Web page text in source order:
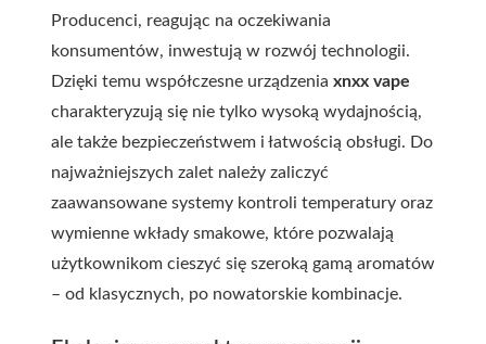
Producenci, reagując na oczekiwania
konsumentów, inwestują w rozwój technologii.
Dzięki temu współczesne urządzenia xnxx vape
charakteryzują się nie tylko wysoką wydajnością,
ale także bezpieczeństwem i łatwością obsługi. Do
najważniejszych zalet należy zaliczyć
zaawansowane systemy kontroli temperatury oraz
wymienne wkłady smakowe, które pozwalają
użytkownikom cieszyć się szeroką gamą aromatów
– od klasycznych, po nowatorskie kombinacje.